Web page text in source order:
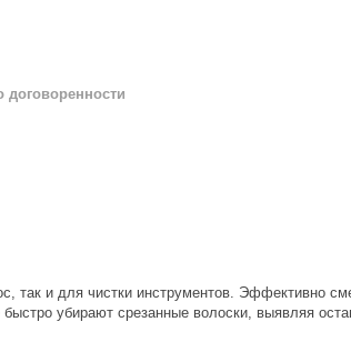
договоренности
так и для чистки инструментов. Эффективно
убирают срезанные волоски, выявляя